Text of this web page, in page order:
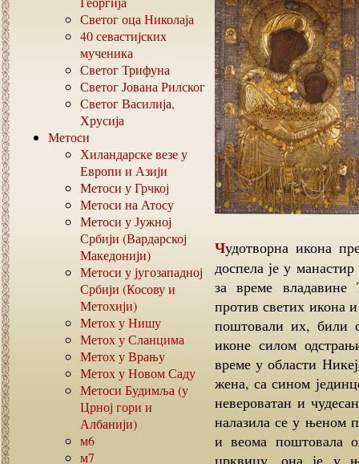
Светог оца Николаја
40севастијских
мученика
Светог Трифуна
Светог Јована Рилског
Светог Василија,
Хрусија
Метоси
Хиландарске везе у
Европи и Азији
Метоси у Грчкој
Метоси на Атосу
Метоси у Јужној
Србији (Вардарској
Македонији)
Метоси у југозападној
Србији (Косову и
Метохији)
Метох у Нишу
Метох у Сланцима
Метох у Врању
Метох у Новом Саду
Метоси Будимља (у
Црној гори и
Албанији)
м6
м7
Чудотворна икона пресвете богородице Вратарке на чудесан начин
доспела је у
за време
против светих икона
поштовали их, били
иконе силом
време у области
жена, са сином
невероватан и
налазила се у њеном
и веома поштовала
црквицу, она је у